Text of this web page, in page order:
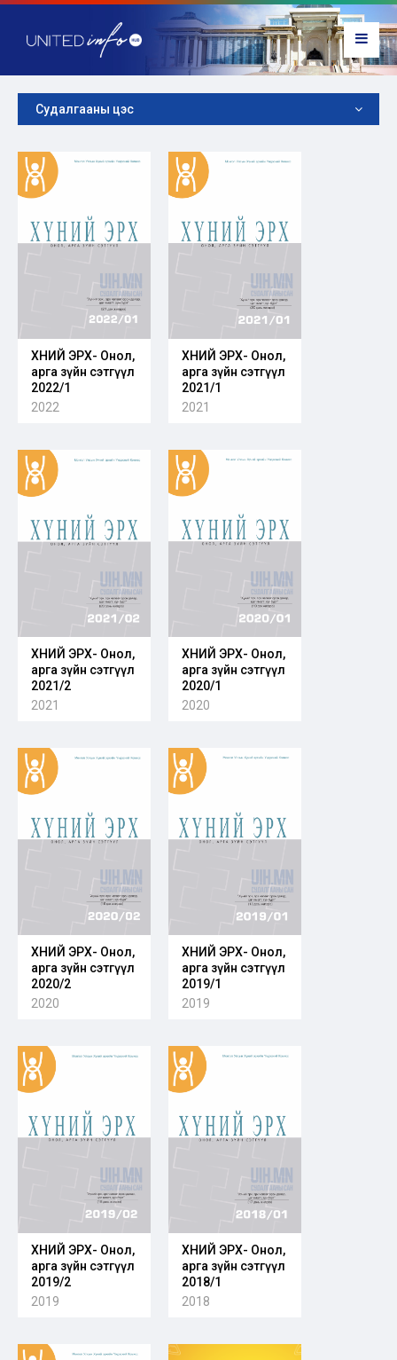
Судалгааны цэс
ХҮНИЙ ЭРХ- Онол,
арга зүйн сэтгүүл
2022/1
2022
ХҮНИЙ ЭРХ- Онол,
арга зүйн сэтгүүл
2021/1
2021
ХҮНИЙ ЭРХ- Онол,
арга зүйн сэтгүүл
2021/2
2021
ХҮНИЙ ЭРХ- Онол,
арга зүйн сэтгүүл
2020/1
2020
ХҮНИЙ ЭРХ- Онол,
арга зүйн сэтгүүл
2020/2
2020
ХҮНИЙ ЭРХ- Онол,
арга зүйн сэтгүүл
2019/1
2019
ХҮНИЙ ЭРХ- Онол,
арга зүйн сэтгүүл
2019/2
2019
ХҮНИЙ ЭРХ- Онол,
арга зүйн сэтгүүл
2018/1
2018